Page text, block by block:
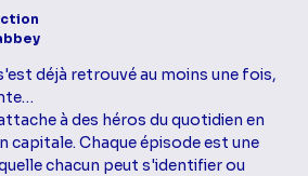
déjà retrouvé au moins une fois,
à des héros du quotidien en
capitale. Chaque épisode est une
chacun peut s'identifier ou